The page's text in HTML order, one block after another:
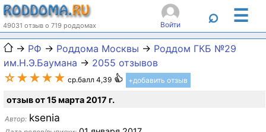
49031 отзыв о 719 роддомах Войти ⌕ ☰
→ РФ → Роддома Москвы → Роддом ГКБ №29
им.Н.Э.Баумана → 2055 отзывов
☆★★★★ ср.балл 4,39 +добавить отзыв
отзыв от 15 марта 2017 г.
Автор: ksenia